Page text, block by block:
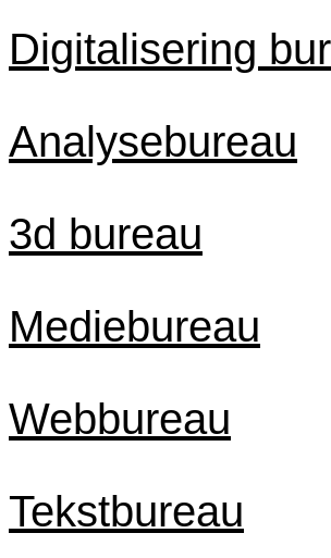
Digitalisering
Analysebureau
3d bureau
Mediebureau
Webbureau
Tekstbureau